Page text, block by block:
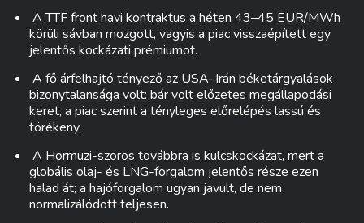
A TTF front havi kontraktus a héten 43–45 EUR/MWh
körüli sávban mozgott, vagyis a piac visszaépített egy
jelentős kockázati prémiumot.
A fő árfelhajtó tényező az USA–Irán béketárgyalások
bizonytalansága volt: bár volt előzetes megállapodási
keret, a piac szerint a tényleges előrelépés lassú és
törékeny.
A Hormuzi-szoros továbbra is kulcskockázat, mert a
globális olaj- és LNG-forgalom jelentős része ezen
halad át; a hajóforgalom ugyan javult, de nem
normalizálódott teljesen.